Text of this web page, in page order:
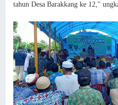
tahun Desa Barakkang ke 12,"